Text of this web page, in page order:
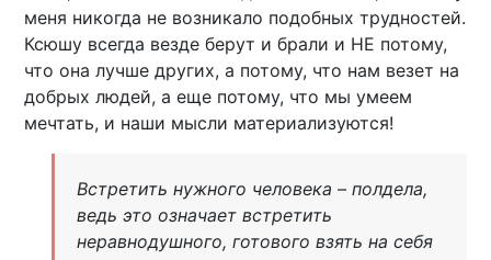
меня никогда не возникало подобных трудностей.
Ксюшу всегда везде берут и брали и НЕ потому,
что она лучше других, а потому, что нам везет на
добрых людей, а еще потому, что мы умеем
мечтать, и наши мысли материализуются!
Встретить нужного человека – полдела,
ведь это означает встретить
неравнодушного, готового взять на себя